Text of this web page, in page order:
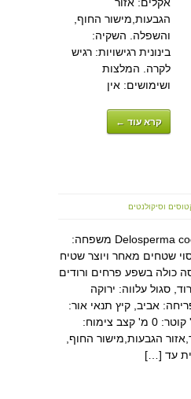
אקלים: אזור
הגבעות,מישור החוף,
והשפלה. השקיה:
בינונית רגישויות: רגיש
לקרה. המלצות
ושימושים: אין
קרא עוד ←
וסיקולנטים
דלוספרמת קופר Delosperma cooperi משפחה:
שטחים מאחר ויוצר שטיח
כולה בשפע פרחים ורודים
סגול עלווה: ירוקה
אביב, קיץ תנאי אור:
שמש מלאה גובה: 0 מ' קוטר: 0 מ' קצב צימוח:
הגבעות,מישור החוף,
עד […]